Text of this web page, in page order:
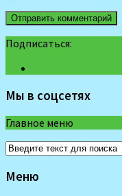
Подписаться:
Мы в соцсетях
Главное меню
Меню